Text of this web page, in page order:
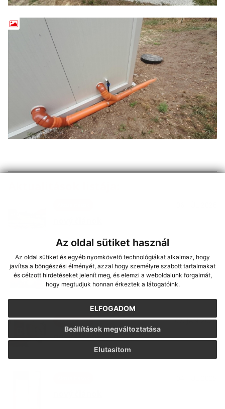
Az oldal sütiket használ
Az oldal sütiket és egyéb nyomkövető technológiákat alkalmaz, hogy
javítsa a böngészési élményét, azzal hogy személyre szabott tartalmakat
és célzott hirdetéseket jelenít meg, és elemzi a weboldalunk forgalmát,
hogy megtudjuk honnan érkeztek a látogatóink.
ELFOGADOM
Elutasítom
Beállítások megváltoztatása
Aktualitások 15. MÁJ 2026
nový článok
Aktualitások 07. JAN 2026
nový článok